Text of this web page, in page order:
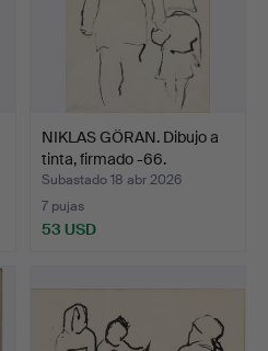
NIKLAS GÖRAN. Dibujo a
tinta, firmado -66.
Subastado 18 abr 2026
7 pujas
53 USD